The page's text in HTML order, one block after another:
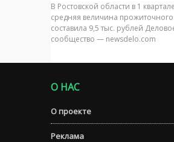
В Ростовской области в 1
средняя величина
составила 9,5 тыс. рублей
сообщество — newsdelo.com
О НАС
О проекте
Реклама